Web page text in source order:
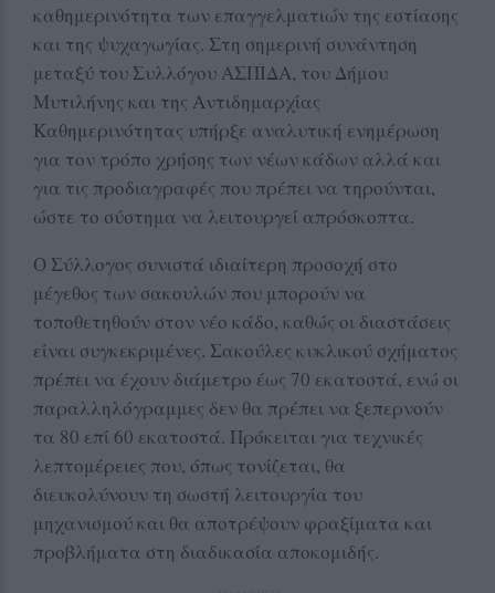
καθημερινότητα των επαγγελματιών της εστίασης
και της ψυχαγωγίας. Στη σημερινή συνάντηση
μεταξύ του Συλλόγου ΑΣΠΙΔΑ, του Δήμου
Μυτιλήνης και της Αντιδημαρχίας
Καθημερινότητας υπήρξε αναλυτική ενημέρωση
για τον τρόπο χρήσης των νέων κάδων αλλά και
για τις προδιαγραφές που πρέπει να τηρούνται,
ώστε το σύστημα να λειτουργεί απρόσκοπτα.
Ο Σύλλογος συνιστά ιδιαίτερη προσοχή στο
μέγεθος των σακουλών που μπορούν να
τοποθετηθούν στον νέο κάδο, καθώς οι διαστάσεις
είναι συγκεκριμένες. Σακούλες κυκλικού σχήματος
πρέπει να έχουν διάμετρο έως 70 εκατοστά, ενώ οι
παραλληλόγραμμες δεν θα πρέπει να ξεπερνούν
τα 80 επί 60 εκατοστά. Πρόκειται για τεχνικές
λεπτομέρειες που, όπως τονίζεται, θα
διευκολύνουν τη σωστή λειτουργία του
μηχανισμού και θα αποτρέψουν φραξίματα και
προβλήματα στη διαδικασία αποκομιδής.